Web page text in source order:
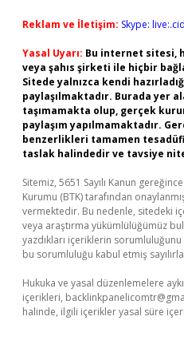
Reklam ve İletişim: Skype:
Yasal Uyarı: Bu internet sitesi,
veya şahıs şirketi ile hiçbir
Sitede yalnızca kendi
paylaşılmaktadır. Burada yer
taşımamakta olup, gerçek
paylaşım yapılmamaktadır.
benzerlikleri tamamen
taslak halindedir ve tavsiye
Sitemiz, 5651 Sayılı Kanun
Kurumu (BTK) tarafından
vermektedir. Bu nedenle, sitedeki
veya araştırma yükümlülüğümüz
yazdıkları içeriklerin
bu sorumluluğu kabul etmiş
Hukuka ve yasal düzenlemelere
içerikleri,
halinde, ilgili içerikler yasal süre